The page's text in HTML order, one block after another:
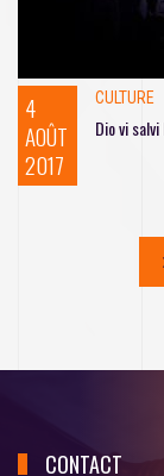
4
AOÛT
2017
CULTURE
Dio vi
CONTACT